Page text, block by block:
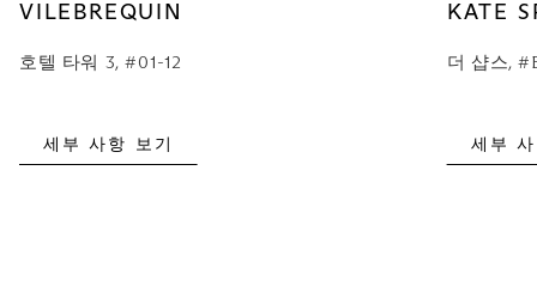
VILEBREQUIN
호텔 타워 3, #01-12
세부 사항 보기
KATE
더 샵스,
세부